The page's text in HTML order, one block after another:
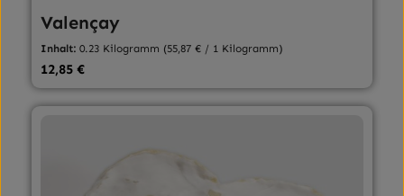
Valençay
Inhalt:0.23 Kilogramm (55,87 € / 1 Kilogramm)
Regulärer Preis:
12,85 €